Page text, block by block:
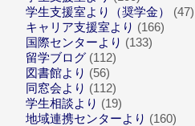
学生支援室より（奨学金）
(47)
キャリア支援室より (166)
国際センターより (133)
留学ブログ (112)
図書館より (56)
同窓会より (112)
学生相談より (19)
地域連携センターより (160)